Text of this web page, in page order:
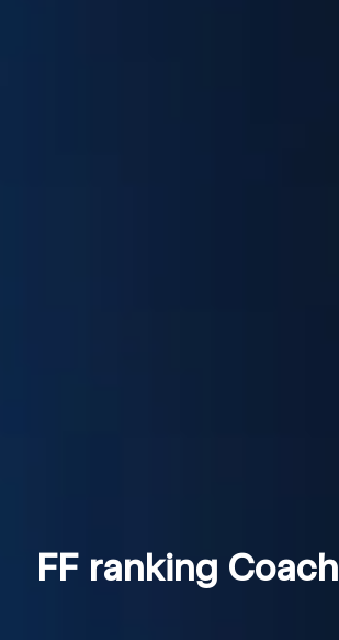
FF ranking Coach